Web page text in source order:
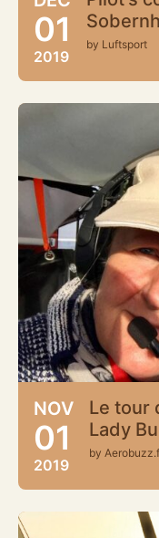
01
2019
by Luftsport
NOV
01
2019
Le tour
Lady
by